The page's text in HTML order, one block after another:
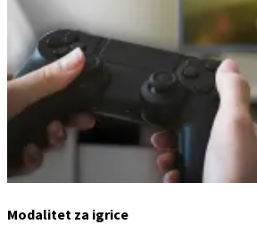
Modalitet za igrice